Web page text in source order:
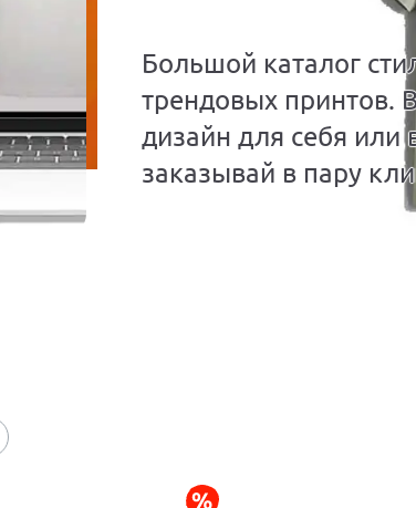
Большой каталог
трендовых принтов.
дизайн для себя или
заказывай в пару